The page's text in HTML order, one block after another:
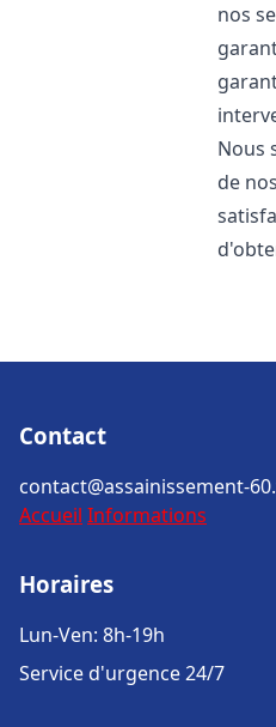
nos
Nous
de
Contact
contact@assainissement-
Accueil Informations
Horaires
Lun-Ven: 8h-19h
Service d'urgence 24/7